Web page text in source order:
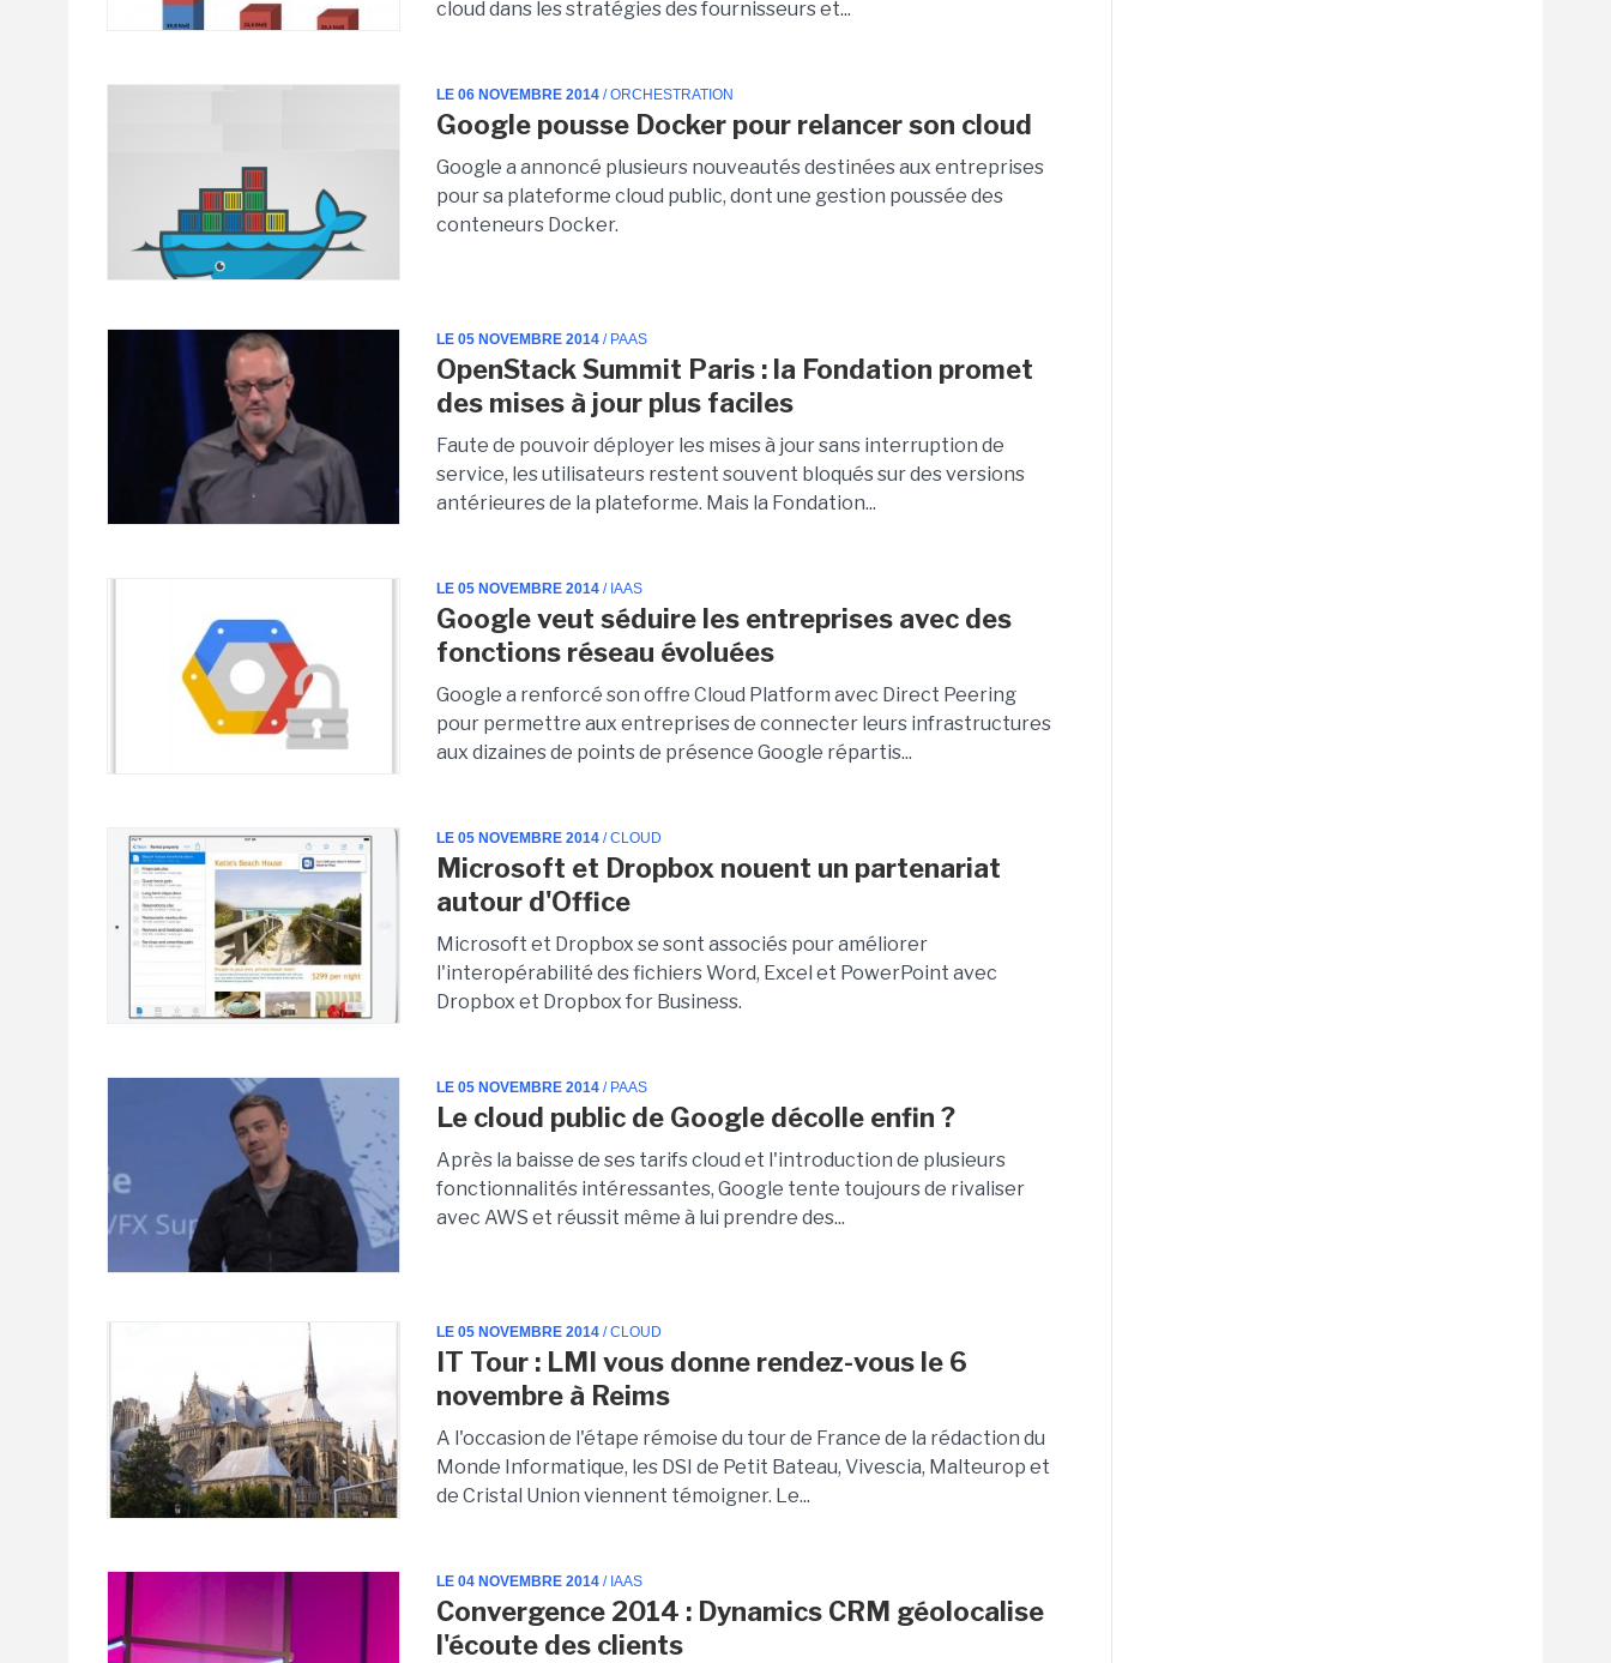
cloud dans les stratégies des fournisseurs et...
LE 06 NOVEMBRE 2014 / ORCHESTRATION
Google pousse Docker pour relancer son cloud
Google a annoncé plusieurs nouveautés destinées aux entreprises
pour sa plateforme cloud public, dont une gestion poussée des
conteneurs Docker.
LE 05 NOVEMBRE 2014 / PAAS
OpenStack Summit Paris : la Fondation promet
des mises à jour plus faciles
Faute de pouvoir déployer les mises à jour sans interruption de
service, les utilisateurs restent souvent bloqués sur des versions
antérieures de la plateforme. Mais la Fondation...
LE 05 NOVEMBRE 2014 / IAAS
Google veut séduire les entreprises avec des
fonctions réseau évoluées
Google a renforcé son offre Cloud Platform avec Direct Peering
pour permettre aux entreprises de connecter leurs infrastructures
aux dizaines de points de présence Google répartis...
LE 05 NOVEMBRE 2014 / CLOUD
Microsoft et Dropbox nouent un partenariat
autour d'Office
Microsoft et Dropbox se sont associés pour améliorer
l'interopérabilité des fichiers Word, Excel et PowerPoint avec
Dropbox et Dropbox for Business.
LE 05 NOVEMBRE 2014 / PAAS
Le cloud public de Google décolle enfin ?
Après la baisse de ses tarifs cloud et l'introduction de plusieurs
fonctionnalités intéressantes, Google tente toujours de rivaliser
avec AWS et réussit même à lui prendre des...
LE 05 NOVEMBRE 2014 / CLOUD
IT Tour : LMI vous donne rendez-vous le 6
novembre à Reims
A l'occasion de l'étape rémoise du tour de France de la rédaction du
Monde Informatique, les DSI de Petit Bateau, Vivescia, Malteurop et
de Cristal Union viennent témoigner. Le...
LE 04 NOVEMBRE 2014 / IAAS
Convergence 2014 : Dynamics CRM géolocalise
l'écoute des clients